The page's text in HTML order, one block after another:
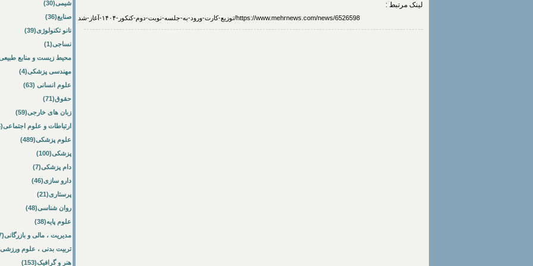
لینک مرتبط :
https://www.mehrnews.com/news/6526598/توزیع-کارت-ورود-به-جلسه-نوبت-دوم-کنکور-۱۴۰۴-آغاز-شد
شیمی(30)
صنایع(36)
نانو تکنولوژی(39)
نساجی(1)
محیط زیست و منابع
مهندسی پزشکی(4)
علوم انسانی (63)
حقوق(71)
زبان های خارجی(59)
ارتباطات و علوم اجتماعی(84)
علوم پزشکی(489)
پزشکی(100)
دام پزشکی(7)
دارو سازی(46)
پرستاری(21)
روان شناسی(48)
علوم پایه(38)
مدیریت ، مالی و بازرگانی(57)
تربیت بدنی ، علوم
هنر و گرافیک(153)